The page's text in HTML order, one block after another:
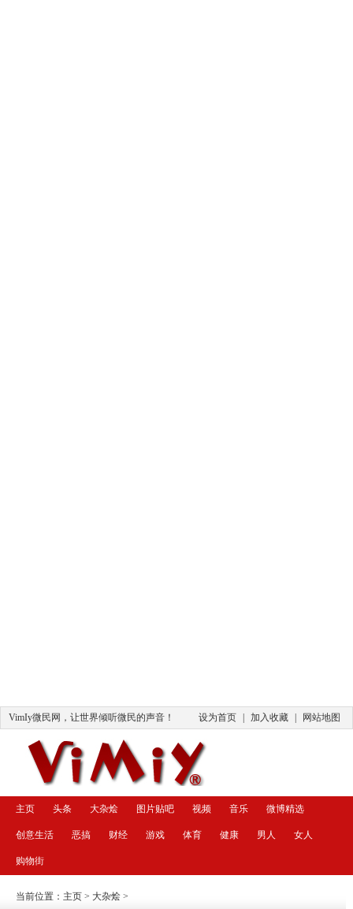
VimIy微民网，让世界倾听微民的声音！ 设为首页 加入收藏 网站地图
主页 头条 大杂烩 图片贴吧 视频 音乐 微博精选
创意生活 恶搞 财经 游戏 体育 健康 男人 女人
购物街
当前位置： 主页 > 大杂烩 >